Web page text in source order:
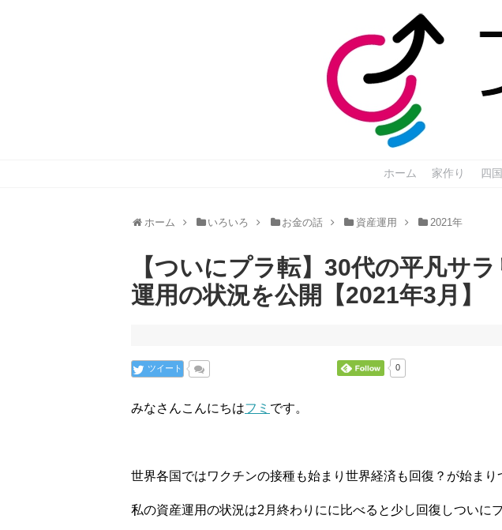
ホーム 家作り 四
ホーム いろいろ お金の話 資産運用 2021年
【ついにプラ転】30代の平凡サ
運用の状況を公開【2021年3月】
ツイート 0
みなさんこんにちはフミ です。
世界各国ではワクチンの接種も始まり世界経済も回復？が始まり
私の資産運用の状況は2月終わりにに比べると少し回復しついに